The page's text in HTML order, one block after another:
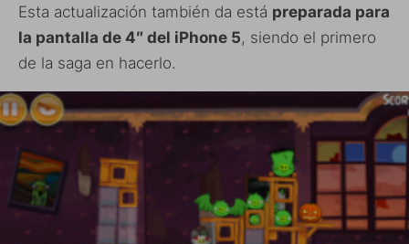
Esta actualización también da está preparada para
la pantalla de 4″ del iPhone 5, siendo el primero
de la saga en hacerlo.